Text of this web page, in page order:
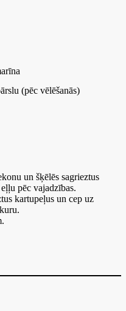
(pēc vēlēšanās)
un šķēlēs sagrieztus
pēc vajadzības.
kartupeļus un cep uz